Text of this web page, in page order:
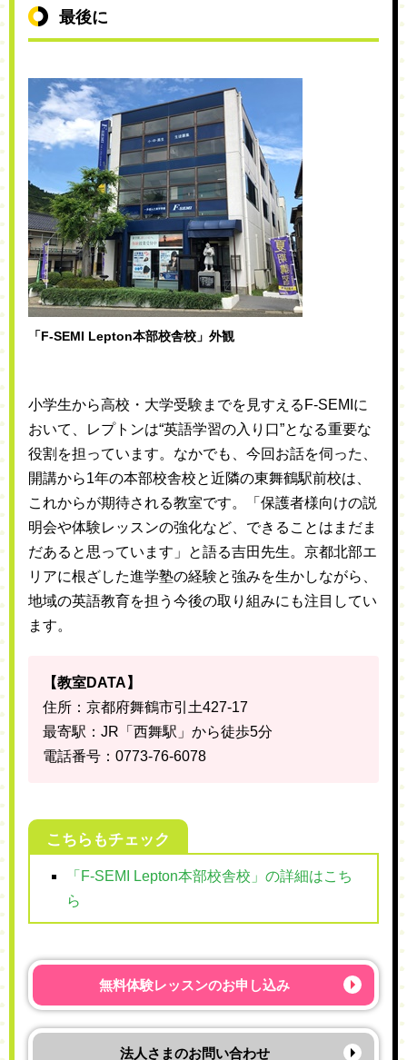
最後に
「F-SEMI Lepton本部校舎校」外観
小学生から高校・大学受験までを見すえるF-SEMIに
おいて、レプトンは“英語学習の入り口”となる重要な
役割を担っています。なかでも、今回お話を伺った、
開講から1年の本部校舎校と近隣の東舞鶴駅前校は、
これからが期待される教室です。「保護者様向けの説
明会や体験レッスンの強化など、できることはまだま
だあると思っています」と語る吉田先生。京都北部エ
リアに根ざした進学塾の経験と強みを生かしながら、
地域の英語教育を担う今後の取り組みにも注目してい
ます。
【教室DATA】
住所：京都府舞鶴市引土427-17
最寄駅：JR「西舞駅」から徒歩5分
電話番号：0773-76-6078
こちらもチェック
「F-SEMI Lepton本部校舎校」の詳細はこち
ら
無料体験レッスンのお申し込み
法人さまのお問い合わせ